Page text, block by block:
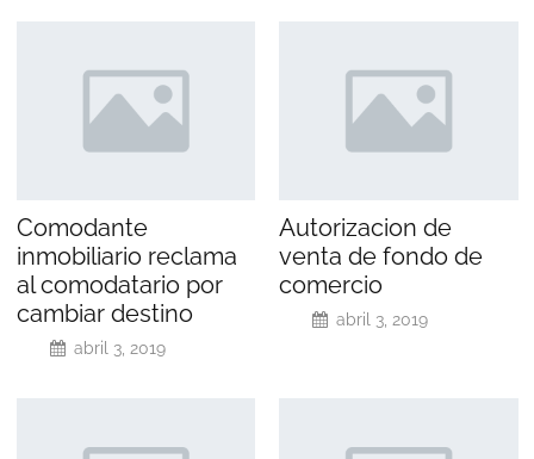
Comodante
inmobiliario reclama
al comodatario por
cambiar destino
abril 3, 2019
Autorizacion de
venta de fondo de
comercio
abril 3, 2019